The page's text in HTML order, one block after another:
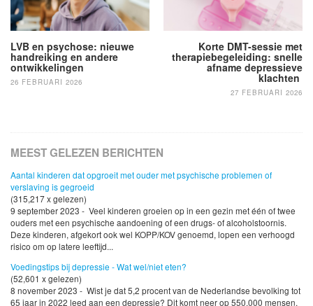
Korte DMT-sessie met
therapiebegeleiding: snelle
afname depressieve
klachten
27 FEBRUARI 2026
LVB en psychose: nieuwe
handreiking en andere
ontwikkelingen
26 FEBRUARI 2026
MEEST GELEZEN BERICHTEN
Aantal kinderen dat opgroeit met ouder met psychische problemen of
verslaving is gegroeid
(315,217 x gelezen)
9 september 2023 - Veel kinderen groeien op in een gezin met één of twee
ouders met een psychische aandoening of een drugs- of alcoholstoornis.
Deze kinderen, afgekort ook wel KOPP/KOV genoemd, lopen een verhoogd
risico om op latere leeftijd...
Voedingstips bij depressie - Wat wel/niet eten?
(52,601 x gelezen)
8 november 2023 - Wist je dat 5,2 procent van de Nederlandse bevolking tot
65 jaar in 2022 leed aan een depressie? Dit komt neer op 550.000 mensen,